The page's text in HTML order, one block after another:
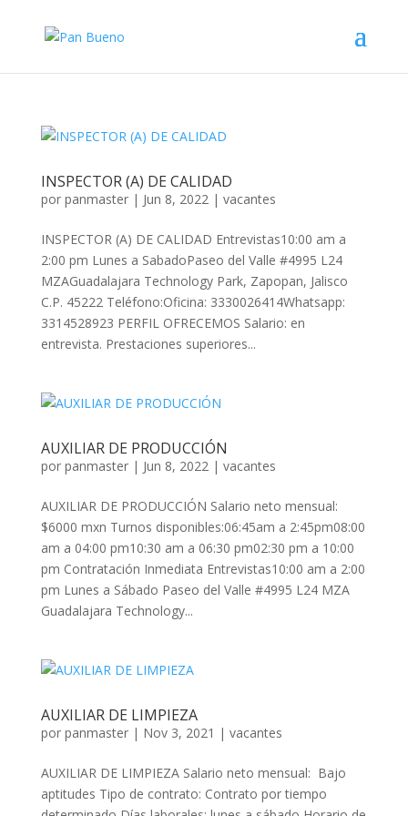
INSPECTOR (A) DE CALIDAD
por panmaster| Jun 8, 2022| vacantes
INSPECTOR (A) DE CALIDAD Entrevistas10:00 am a
2:00 pm Lunes a SabadoPaseo del Valle #4995 L24
MZAGuadalajara Technology Park, Zapopan, Jalisco
C.P. 45222 Teléfono:Oficina: 3330026414Whatsapp:
3314528923 PERFIL OFRECEMOS Salario: en
entrevista. Prestaciones superiores...
AUXILIAR DE PRODUCCIÓN
por panmaster| Jun 8, 2022| vacantes
AUXILIAR DE PRODUCCIÓN Salario neto mensual:
$6000 mxn Turnos disponibles:06:45am a 2:45pm08:00
am a 04:00 pm10:30 am a 06:30 pm02:30 pm a 10:00
pm Contratación Inmediata Entrevistas10:00 am a 2:00
pm Lunes a Sábado Paseo del Valle #4995 L24 MZA
Guadalajara Technology...
AUXILIAR DE LIMPIEZA
por panmaster| Nov 3, 2021 | vacantes
AUXILIAR DE LIMPIEZA Salario neto mensual: Bajo
aptitudes Tipo de contrato: Contrato por tiempo